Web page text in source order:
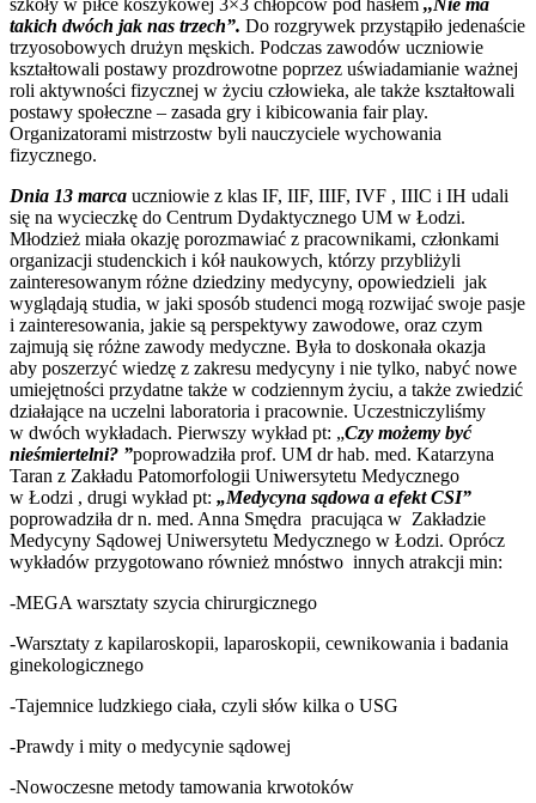
szkoły w piłce koszykowej 3×3 chłopców pod hasłem ,,Nie ma
takich dwóch jak nas trzech”. Do rozgrywek przystąpiło jedenaście
trzyosobowych drużyn męskich. Podczas zawodów uczniowie
kształtowali postawy prozdrowotne poprzez uświadamianie ważnej
roli aktywności fizycznej w życiu człowieka, ale także kształtowali
postawy społeczne – zasada gry i kibicowania fair play.
Organizatorami mistrzostw byli nauczyciele wychowania
fizycznego.
Dnia 13 marca uczniowie z klas IF, IIF, IIIF, IVF , IIIC i IH udali
się na wycieczkę do Centrum Dydaktycznego UM w Łodzi.
Młodzież miała okazję porozmawiać z pracownikami, członkami
organizacji studenckich i kół naukowych, którzy przybliżyli
zainteresowanym różne dziedziny medycyny, opowiedzieli jak
wyglądają studia, w jaki sposób studenci mogą rozwijać swoje pasje
i zainteresowania, jakie są perspektywy zawodowe, oraz czym
zajmują się różne zawody medyczne. Była to doskonała okazja
aby poszerzyć wiedzę z zakresu medycyny i nie tylko, nabyć nowe
umiejętności przydatne także w codziennym życiu, a także zwiedzić
działające na uczelni laboratoria i pracownie. Uczestniczyliśmy
w dwóch wykładach. Pierwszy wykład pt: „Czy możemy być
nieśmiertelni? ”poprowadziła prof. UM dr hab. med. Katarzyna
Taran z Zakładu Patomorfologii Uniwersytetu Medycznego
w Łodzi , drugi wykład pt: „Medycyna sądowa a efekt CSI”
poprowadziła dr n. med. Anna Smędra pracująca w Zakładzie
Medycyny Sądowej Uniwersytetu Medycznego w Łodzi. Oprócz
wykładów przygotowano również mnóstwo innych atrakcji min:
-MEGA warsztaty szycia chirurgicznego
-Warsztaty z kapilaroskopii, laparoskopii, cewnikowania i badania
ginekologicznego
-Tajemnice ludzkiego ciała, czyli słów kilka o USG
-Prawdy i mity o medycynie sądowej
-Nowoczesne metody tamowania krwotoków